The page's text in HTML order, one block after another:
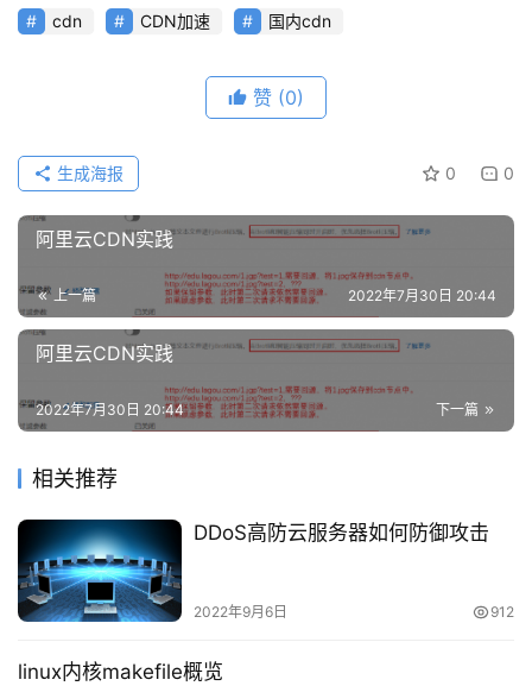
问
答
社
区
优
盾
动
登录 注册
cdn CDN加速 国内cdn
赞 (0)
0 0
生成海报
阿里云CDN实践
上一篇 2022年7月30日 20:44
阿里云CDN实践
下一篇
2022年7月30日 20:44
相关推荐
DDoS高防云服务器如何防御攻击
2022年9月6日 912
linux内核makefile概览